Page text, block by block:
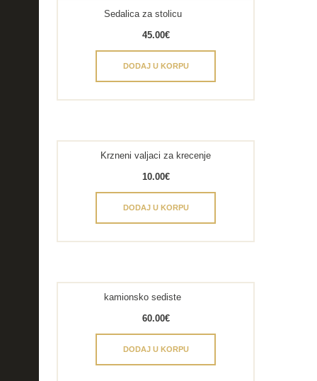
Sedalica za stolicu
45.00€
DODAJ U KORPU
Krzneni valjaci za krecenje
10.00€
DODAJ U KORPU
kamionsko sediste
60.00€
DODAJ U KORPU